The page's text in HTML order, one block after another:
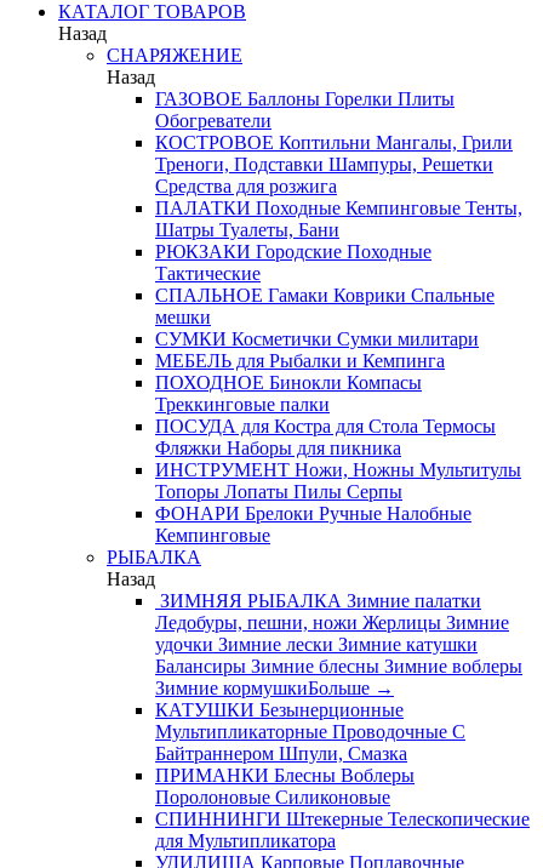
КАТАЛОГ ТОВАРОВ
Назад
СНАРЯЖЕНИЕ
Назад
ГАЗОВОЕ Баллоны Горелки Плиты
Обогреватели
КОСТРОВОЕ Коптильни Мангалы, Грили
Треноги, Подставки Шампуры, Решетки
Средства для розжига
ПАЛАТКИ Походные Кемпинговые Тенты,
Шатры Туалеты, Бани
РЮКЗАКИ Городские Походные
Тактические
СПАЛЬНОЕ Гамаки Коврики Спальные
мешки
СУМКИ Косметички Сумки милитари
МЕБЕЛЬ для Рыбалки и Кемпинга
ПОХОДНОЕ Бинокли Компасы
Треккинговые палки
ПОСУДА для Костра для Стола Термосы
Фляжки Наборы для пикника
ИНСТРУМЕНТ Ножи, Ножны Мультитулы
Топоры Лопаты Пилы Серпы
ФОНАРИ Брелоки Ручные Налобные
Кемпинговые
РЫБАЛКА
Назад
ЗИМНЯЯ РЫБАЛКА Зимние палатки
Ледобуры, пешни, ножи Жерлицы Зимние
удочки Зимние лески Зимние катушки
Балансиры Зимние блесны Зимние воблеры
Зимние кормушкиБольше →
КАТУШКИ Безынерционные
Мультипликаторные Проводочные С
Байтраннером Шпули, Смазка
ПРИМАНКИ Блесны Воблеры
Поролоновые Силиконовые
СПИННИНГИ Штекерные Телескопические
для Мультипликатора
УДИЛИЩА Карповые Поплавочные